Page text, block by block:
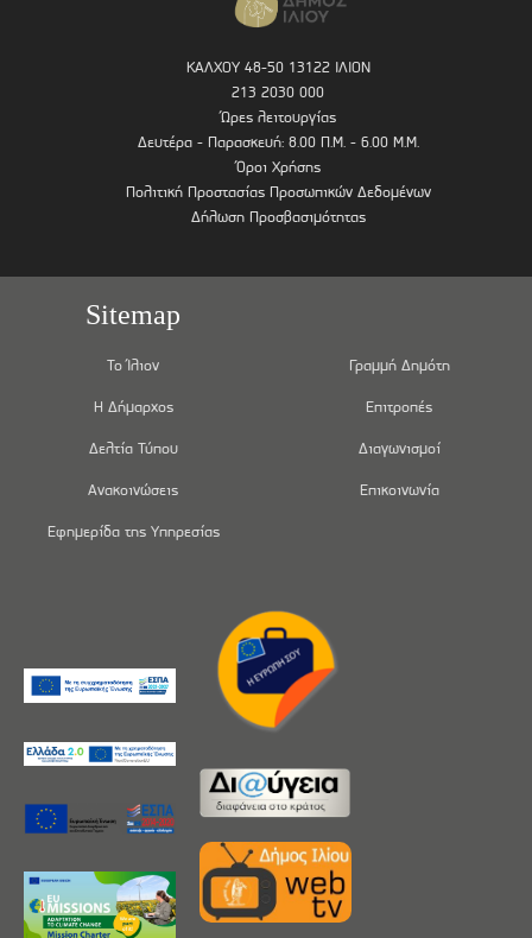
ΚΑΛΧΟΥ 48-50 13122 ΙΛΙΟΝ
213 2030 000
Ώρες λειτουργίας
Δευτέρα - Παρασκευή: 8.00 Π.Μ. - 6.00 Μ.Μ.
Όροι Χρήσης
Πολιτική Προστασίας Προσωπικών Δεδομένων
Δήλωση Προσβασιμότητας
Sitemap
Το Ίλιον
Η Δήμαρχος
Δελτία Τύπου
Ανακοινώσεις
Εφημερίδα της Υπηρεσίας
Γραμμή Δημότη
Επιτροπές
Διαγωνισμοί
Επικοινωνία